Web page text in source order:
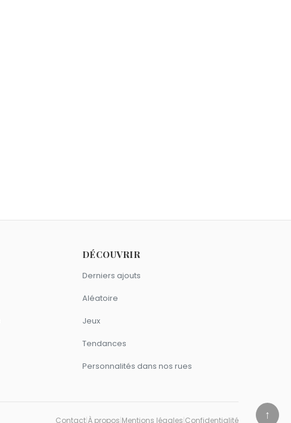
DÉCOUVRIR
Derniers ajouts
Aléatoire
Jeux
Tendances
Personnalités dans nos rues
Contact À propos Mentions légales Confidentialité ↑